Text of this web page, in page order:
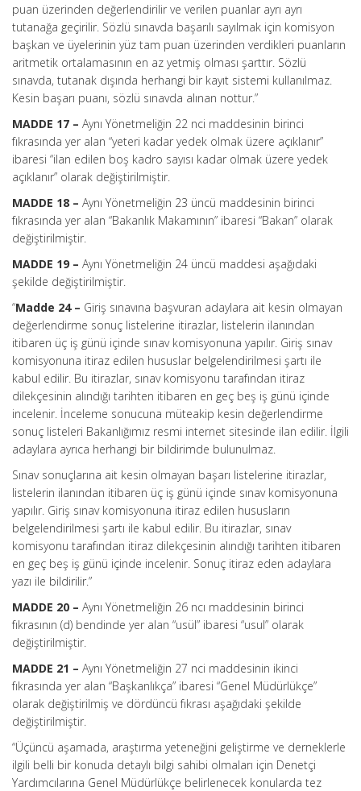
puan üzerinden değerlendirilir ve verilen puanlar ayrı ayrı
tutanağa geçirilir. Sözlü sınavda başarılı sayılmak için komisyon
başkan ve üyelerinin yüz tam puan üzerinden verdikleri puanların
aritmetik ortalamasının en az yetmiş olması şarttır. Sözlü
sınavda, tutanak dışında herhangi bir kayıt sistemi kullanılmaz.
Kesin başarı puanı, sözlü sınavda alınan nottur.”
MADDE 17 – Aynı Yönetmeliğin 22 nci maddesinin birinci
fıkrasında yer alan “yeteri kadar yedek olmak üzere açıklanır”
ibaresi “ilan edilen boş kadro sayısı kadar olmak üzere yedek
açıklanır” olarak değiştirilmiştir.
MADDE 18 – Aynı Yönetmeliğin 23 üncü maddesinin birinci
fıkrasında yer alan “Bakanlık Makamının” ibaresi “Bakan” olarak
değiştirilmiştir.
MADDE 19 – Aynı Yönetmeliğin 24 üncü maddesi aşağıdaki
şekilde değiştirilmiştir.
“Madde 24 – Giriş sınavına başvuran adaylara ait kesin olmayan
değerlendirme sonuç listelerine itirazlar, listelerin ilanından
itibaren üç iş günü içinde sınav komisyonuna yapılır. Giriş sınav
komisyonuna itiraz edilen hususlar belgelendirilmesi şartı ile
kabul edilir. Bu itirazlar, sınav komisyonu tarafından itiraz
dilekçesinin alındığı tarihten itibaren en geç beş iş günü içinde
incelenir. İnceleme sonucuna müteakip kesin değerlendirme
sonuç listeleri Bakanlığımız resmi internet sitesinde ilan edilir. İlgili
adaylara ayrıca herhangi bir bildirimde bulunulmaz.
Sınav sonuçlarına ait kesin olmayan başarı listelerine itirazlar,
listelerin ilanından itibaren üç iş günü içinde sınav komisyonuna
yapılır. Giriş sınav komisyonuna itiraz edilen hususların
belgelendirilmesi şartı ile kabul edilir. Bu itirazlar, sınav
komisyonu tarafından itiraz dilekçesinin alındığı tarihten itibaren
en geç beş iş günü içinde incelenir. Sonuç itiraz eden adaylara
yazı ile bildirilir.”
MADDE 20 – Aynı Yönetmeliğin 26 ncı maddesinin birinci
fıkrasının (d) bendinde yer alan “usül” ibaresi “usul” olarak
değiştirilmiştir.
MADDE 21 – Aynı Yönetmeliğin 27 nci maddesinin ikinci
fıkrasında yer alan “Başkanlıkça” ibaresi “Genel Müdürlükçe”
olarak değiştirilmiş ve dördüncü fıkrası aşağıdaki şekilde
değiştirilmiştir.
“Üçüncü aşamada, araştırma yeteneğini geliştirme ve derneklerle
ilgili belli bir konuda detaylı bilgi sahibi olmaları için Denetçi
Yardımcılarına Genel Müdürlükçe belirlenecek konularda tez